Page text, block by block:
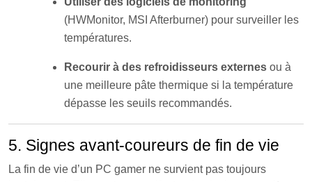
(HWMonitor, MSI Afterburner) pour surveiller les
températures.
Recourir à des refroidisseurs externes ou à
une meilleure pâte thermique si la température
dépasse les seuils recommandés.
5. Signes avant-coureurs de fin de vie
La fin de vie d’un PC gamer ne survient pas toujours